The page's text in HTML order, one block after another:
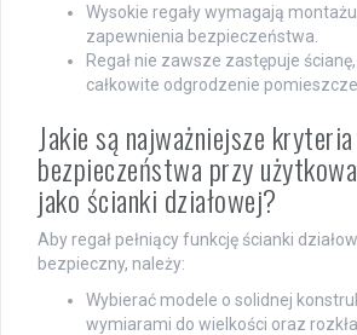
Wysokie regały wymagają
zapewnienia bezpieczeństwa.
Regał nie zawsze zastępuje
całkowite odgrodzenie
Jakie są najważniejsze kryteria
bezpieczeństwa przy
jako ścianki działowej?
Aby regał pełniący funkcję ścianki
bezpieczny, należy:
Wybierać modele o solidnej
wymiarami do wielkości oraz